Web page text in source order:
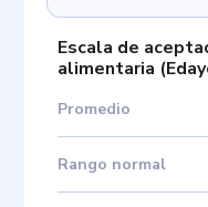
Escala de
alimentaria (
Promedio
Rango normal